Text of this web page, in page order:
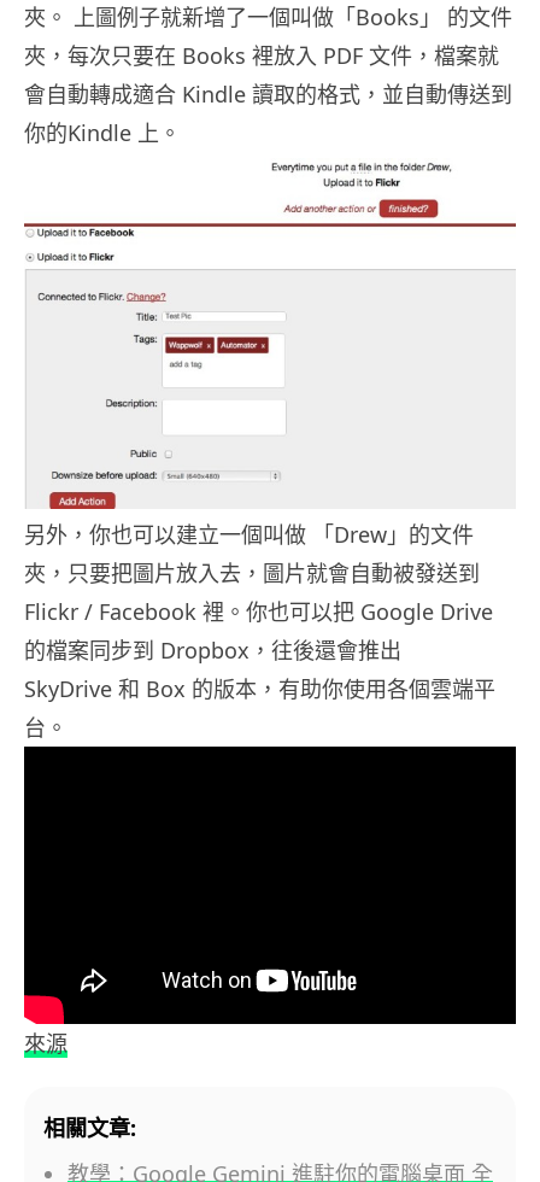
夾。 上圖例子就新增了一個叫做「Books」 的文件
夾，每次只要在 Books 裡放入 PDF 文件，檔案就
會自動轉成適合 Kindle 讀取的格式，並自動傳送到
你的Kindle 上。
另外，你也可以建立一個叫做 「Drew」的文件
夾，只要把圖片放入去，圖片就會自動被發送到
Flickr / Facebook 裡。你也可以把 Google Drive
的檔案同步到 Dropbox，往後還會推出
SkyDrive 和 Box 的版本，有助你使用各個雲端平
台。
來源
相關文章:
教學：Google Gemini 進駐你的電腦桌面 全